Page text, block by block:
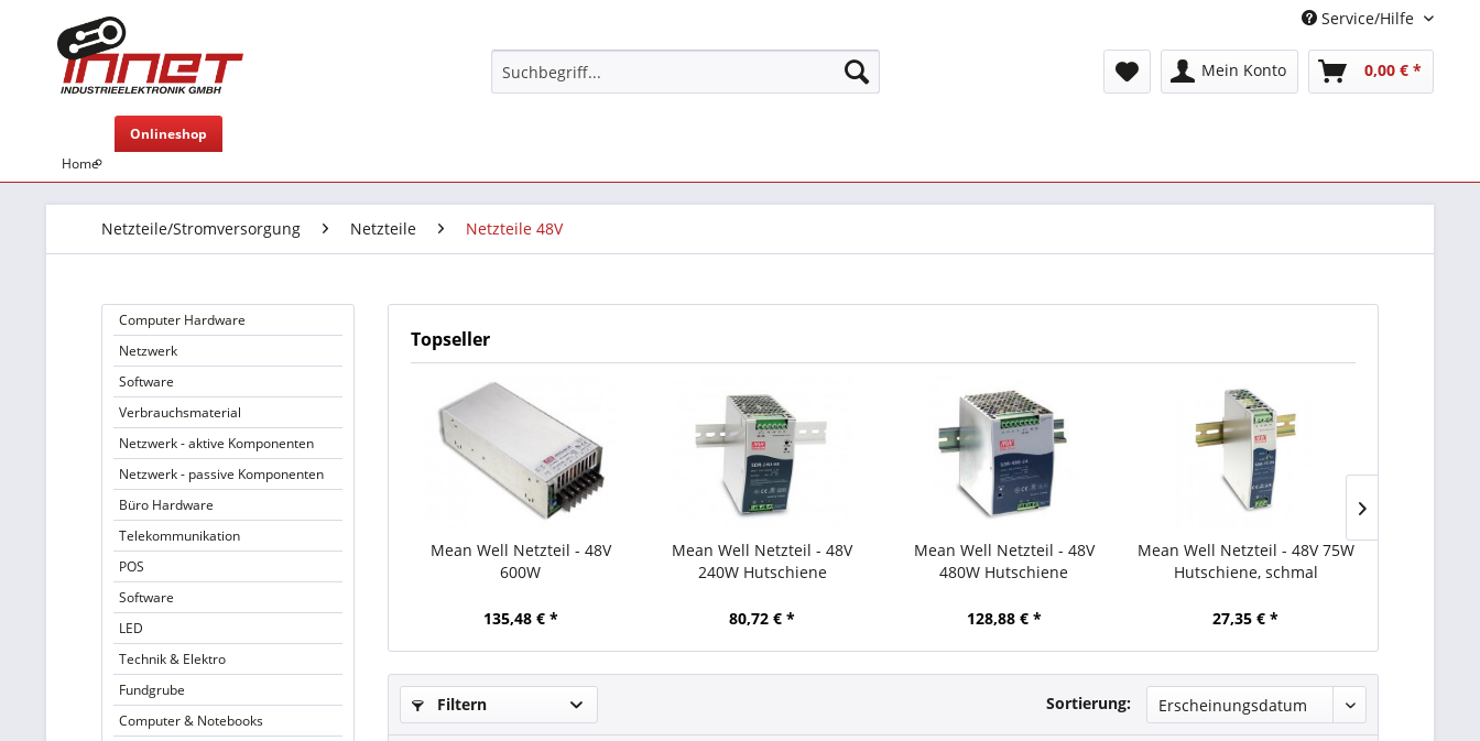
Service/Hilfe
Mein Konto 0,00 € *
Home
Onlineshop
Netzteile/Stromversorgung Netzteile Netzteile 48V
Computer Hardware
Netzwerk
Software
Verbrauchsmaterial
Netzwerk - aktive Komponenten
Netzwerk - passive Komponenten
Büro Hardware
Telekommunikation
POS
Software
LED
Technik & Elektro
Fundgrube
Computer & Notebooks
Topseller
Mean Well Netzteil - 48V
600W
135,48 € *
Mean Well Netzteil - 48V
240W Hutschiene
80,72 € *
Mean Well Netzteil - 48V
480W Hutschiene
128,88 € *
Mean Well Netzteil - 48V 75W
Hutschiene, schmal
27,35 € *
Filtern Sortierung: